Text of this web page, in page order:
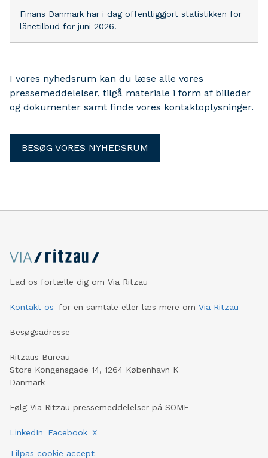
Finans Danmark har i dag offentliggjort statistikken for
lånetilbud for juni 2026.
I vores nyhedsrum kan du læse alle vores
pressemeddelelser, tilgå materiale i form af billeder
og dokumenter samt finde vores kontaktoplysninger.
BESØG VORES NYHEDSRUM
Lad os fortælle dig om Via Ritzau
Kontakt os for en samtale eller læs mere om Via Ritzau
Besøgsadresse
Ritzaus Bureau
Store Kongensgade 14, 1264 København K
Danmark
Følg Via Ritzau pressemeddelelser på SOME
LinkedIn Facebook X
Tilpas cookie accept